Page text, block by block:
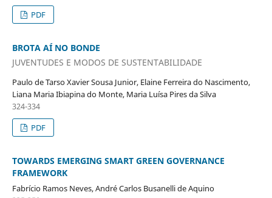
PDF
BROTA AÍ NO BONDE
JUVENTUDES E MODOS DE SUSTENTABILIDADE
Paulo de Tarso Xavier Sousa Junior, Elaine Ferreira do Nascimento,
Liana Maria Ibiapina do Monte, Maria Luísa Pires da Silva
324-334
PDF
TOWARDS EMERGING SMART GREEN GOVERNANCE
FRAMEWORK
Fabrício Ramos Neves, André Carlos Busanelli de Aquino